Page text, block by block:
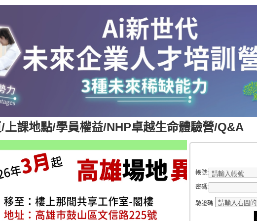
/上課地點/學員權益/NHP卓越生命體驗營/Q&A
帳號:
密碼:
驗證碼: